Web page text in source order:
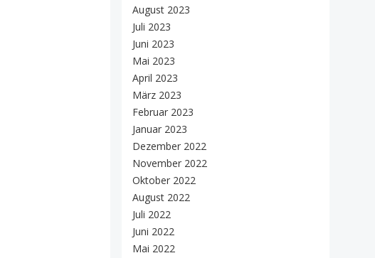
August 2023
Juli 2023
Juni 2023
Mai 2023
April 2023
März 2023
Februar 2023
Januar 2023
Dezember 2022
November 2022
Oktober 2022
August 2022
Juli 2022
Juni 2022
Mai 2022